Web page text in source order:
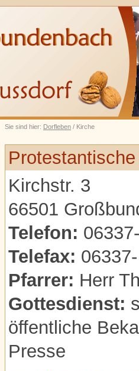
Sie sind hier: Dorfleben / Kirche
Kirchstr. 3
66501
Telefon:
Telefax:
Pfarrer: Herr
Gottesdienst:
öffentliche
Presse